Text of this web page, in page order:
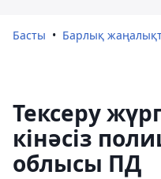
Басты Барлық
Тексеру
кінәсіз
облысы ПД